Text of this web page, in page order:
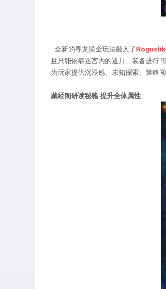
全新的寻龙摸金玩法融入了
且只能依靠迷宫内的道具、装备进行
为玩家提供沉浸感、未知探索、策略
藏经阁研读秘籍 提升全体属性